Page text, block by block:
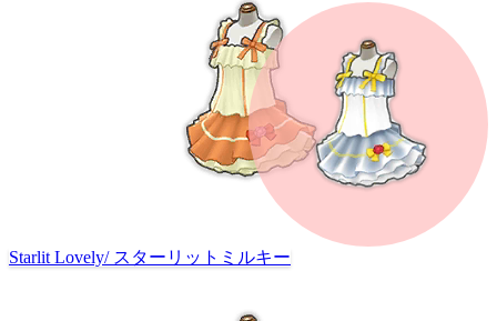
Starlit Lovely/ スターリットミルキー